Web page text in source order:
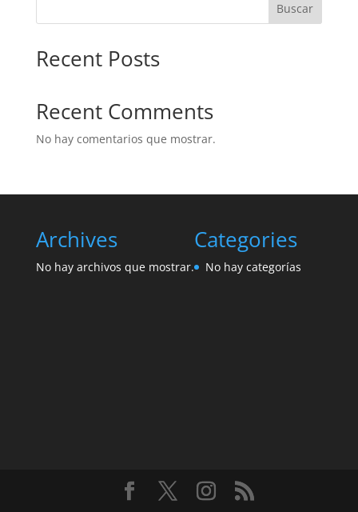
Buscar
Recent Posts
Recent Comments
No hay comentarios que mostrar.
Archives
No hay archivos que mostrar.
Categories
No hay categorías